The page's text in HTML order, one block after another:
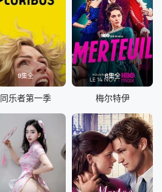
9集全
同乐者第一季
6集全
梅尔特伊